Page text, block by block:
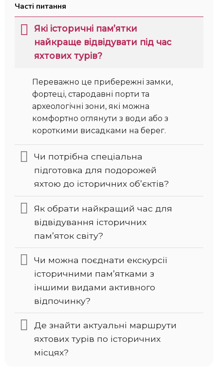
Часті питання
Які історичні пам’ятки
найкраще відвідувати під час
яхтових турів?
Переважно це прибережні замки,
фортеці, стародавні порти та
археологічні зони, які можна
комфортно оглянути з води або з
короткими висадками на берег.
Чи потрібна спеціальна
підготовка для подорожей
яхтою до історичних об’єктів?
Як обрати найкращий час для
відвідування історичних
пам’яток світу?
Чи можна поєднати екскурсії
історичними пам’ятками з
іншими видами активного
відпочинку?
Де знайти актуальні маршрути
яхтових турів по історичних
місцях?